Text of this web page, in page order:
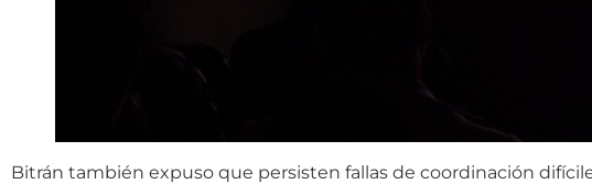
Bitrán también expuso que persisten fallas de coordinación